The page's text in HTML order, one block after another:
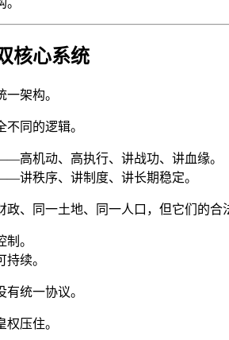
核心系统
架构。
同的逻辑。
高机动、高执行、讲战功、讲血缘。
讲秩序、讲制度、讲长期稳定。
政、同一土地、同一人口，但它们的合
。
续。
统一协议。
压住。